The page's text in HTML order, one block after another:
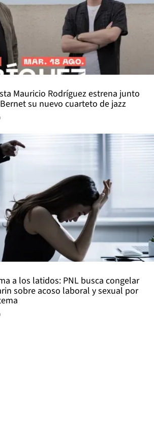
Mauricio Rodríguez estrena junto
su nuevo cuarteto de jazz
a los latidos: PNL busca congelar
sobre acoso laboral y sexual por